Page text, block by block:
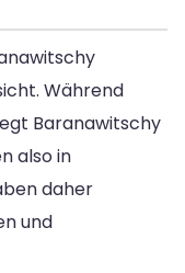
Während
Baranawitschy
also in
daher
und